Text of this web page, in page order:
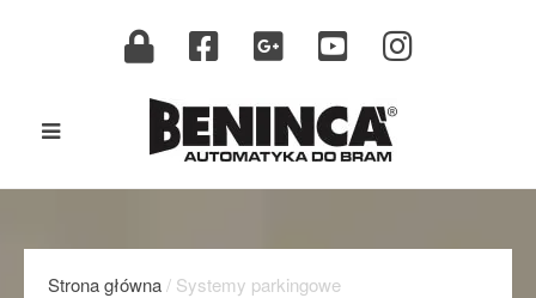
Strona główna/ Systemy parkingowe